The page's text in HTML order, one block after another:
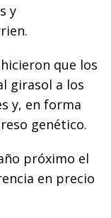
y
que los
girasol a los
y, en forma
genético.
próximo el
en precio